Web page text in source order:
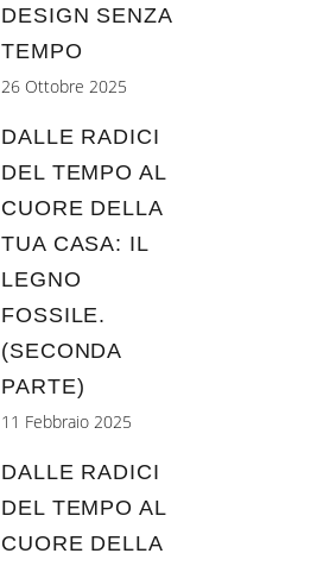
DESIGN SENZA
TEMPO
26 Ottobre 2025
DALLE RADICI
DEL TEMPO AL
CUORE DELLA
TUA CASA: IL
LEGNO
FOSSILE.
(SECONDA
PARTE)
11 Febbraio 2025
DALLE RADICI
DEL TEMPO AL
CUORE DELLA